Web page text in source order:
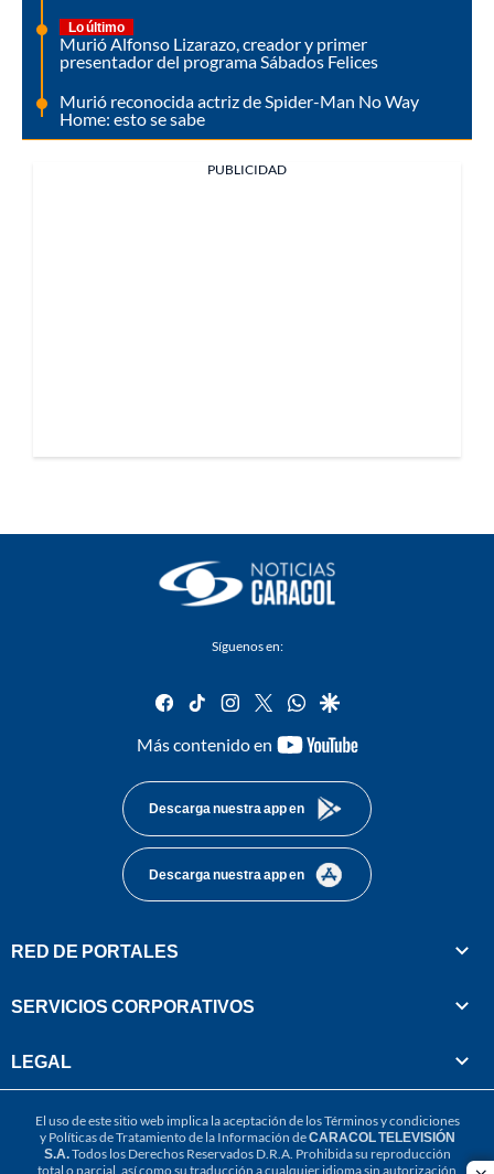
Lo último
Murió Alfonso Lizarazo, creador y primer
presentador del programa Sábados Felices
Murió reconocida actriz de Spider-Man No Way
Home: esto se sabe
PUBLICIDAD
Síguenos en:
facebook
tiktok instagram
twitterwhatsapp
google
Más contenido en
youtube-
Descarga nuestra app en
Descarga nuestra app en
RED DE PORTALES
SERVICIOS CORPORATIVOS
LEGAL
El uso de este sitio web implica la aceptación de losTérminos y condiciones
y Políticas de Tratamiento de la Información deCARACOL TELEVISIÓN
S.A.Todos los Derechos Reservados D.R.A. Prohibida su reproducción
total o parcial, así como su traducción a cualquier idioma sin autorización